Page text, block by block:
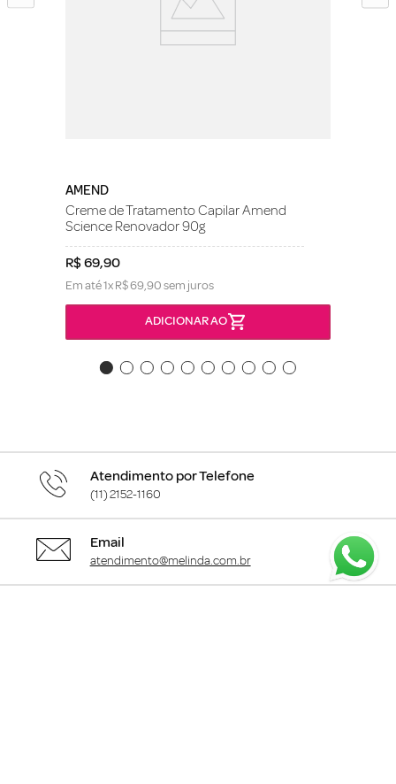
AMEND
Creme de Tratamento Capilar Amend
Science Renovador 90g
R$69,90
Em até1xR$69,90sem juros
ADICIONAR AO
Atendimento por Telefone
(11) 2152-1160
Email
atendimento@melinda.com.br